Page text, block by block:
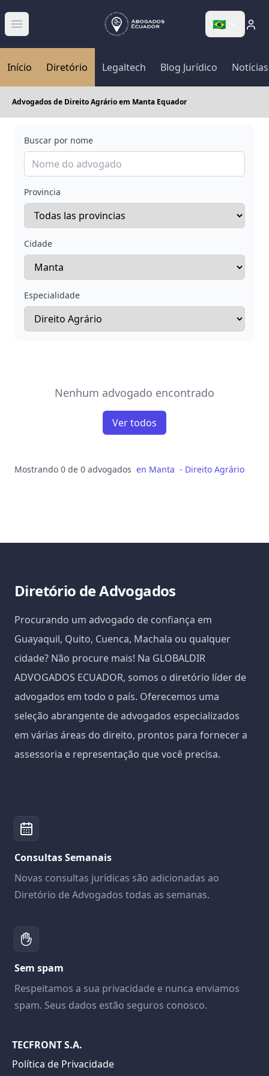
Abrir menú 🇧🇷
Início Diretório Legaltech Blog Jurídico Notícias
Advogados de Direito Agrário em Manta Equador
Buscar por nome
Provincia
Cidade
Especialidade
Nenhum advogado encontrado
Ver todos
Mostrando 0 de 0 advogados en Manta - Direito Agrário
Diretório de Advogados
Procurando um advogado de confiança em
Guayaquil, Quito, Cuenca, Machala ou qualquer
cidade? Não procure mais! Na GLOBALDIR
ADVOGADOS ECUADOR, somos o diretório líder de
advogados em todo o país. Oferecemos uma
seleção abrangente de advogados especializados
em várias áreas do direito, prontos para fornecer a
assessoria e representação que você precisa.
Consultas Semanais
Novas consultas jurídicas são adicionadas ao
Diretório de Advogados todas as semanas.
Sem spam
Respeitamos a sua privacidade e nunca enviamos
spam. Seus dados estão seguros conosco.
TECFRONT S.A.
Política de Privacidade